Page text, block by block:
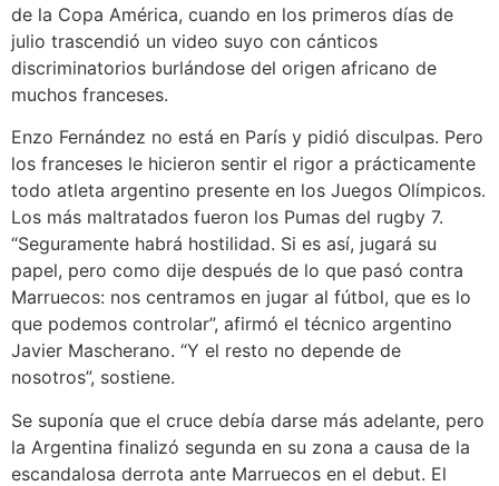
de la Copa América, cuando en los primeros días de
julio trascendió un video suyo con cánticos
discriminatorios burlándose del origen africano de
muchos franceses.
Enzo Fernández no está en París y pidió disculpas. Pero
los franceses le hicieron sentir el rigor a prácticamente
todo atleta argentino presente en los Juegos Olímpicos.
Los más maltratados fueron los Pumas del rugby 7.
“Seguramente habrá hostilidad. Si es así, jugará su
papel, pero como dije después de lo que pasó contra
Marruecos: nos centramos en jugar al fútbol, que es lo
que podemos controlar”, afirmó el técnico argentino
Javier Mascherano. “Y el resto no depende de
nosotros”, sostiene.
Se suponía que el cruce debía darse más adelante, pero
la Argentina finalizó segunda en su zona a causa de la
escandalosa derrota ante Marruecos en el debut. El